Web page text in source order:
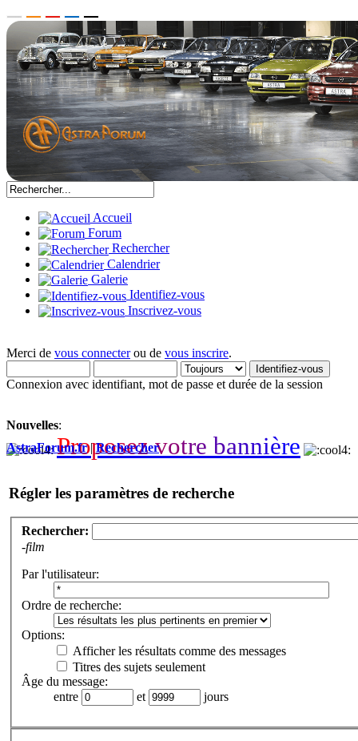
Accueil
Forum
Rechercher
Calendrier
Galerie
Identifiez-vous
Inscrivez-vous
Merci de vous connecterou de vous inscrire.
Connexion avec identifiant, mot de passe et durée de la session
Nouvelles:
Proposez votre bannière
AstraForum.fr|Rechercher
Régler les paramètres de recherche
Rechercher:
-film
Par l'utilisateur:
Ordre de recherche:
Options:
Afficher les résultats comme des messages
Titres des sujets seulement
Âge du message:
entre
et jours